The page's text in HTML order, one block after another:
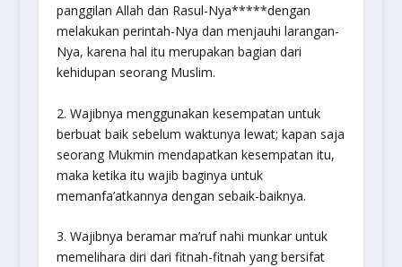
panggilan Allah dan Rasul-Nya*****dengan
melakukan perintah-Nya dan menjauhi larangan-
Nya, karena hal itu merupakan bagian dari
kehidupan seorang Muslim.
2. Wajibnya menggunakan kesempatan untuk
berbuat baik sebelum waktunya lewat; kapan saja
seorang Mukmin mendapatkan kesempatan itu,
maka ketika itu wajib baginya untuk
memanfa’atkannya dengan sebaik-baiknya.
3. Wajibnya beramar ma’ruf nahi munkar untuk
memelihara diri dari fitnah-fitnah yang bersifat